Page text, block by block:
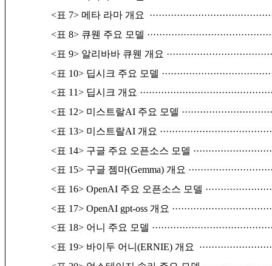
<표 7> 메타 라마 개요
<표 8> 큐웬 주요 모델
<표 9> 알리바바 큐웬 개요
<표 10> 딥시크 주요 모델
<표 11> 딥시크 개요
<표 12> 미스트랄AI 주요 모델
<표 13> 미스트랄AI 개요
<표 14> 구글 주요 오픈소스 모델
<표 15> 구글 젬마(Gemma) 개요
<표 16> OpenAI 주요 오픈소스 모델
<표 17> OpenAI gpt-oss 개요
<표 18> 어니 주요 모델
<표 19> 바이두 어니(ERNIE) 개요